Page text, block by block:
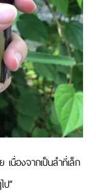
นื่องจากเป็นลำที่เล็ก
ป”